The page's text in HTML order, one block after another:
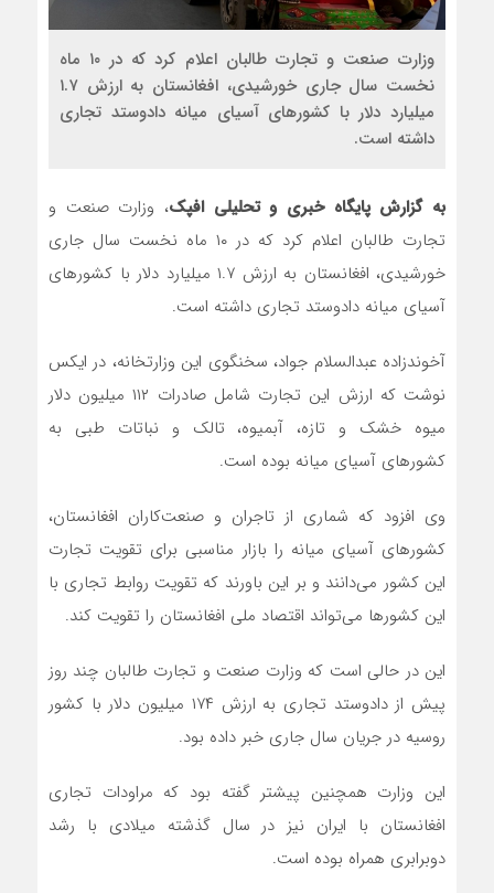
وزارت صنعت و تجارت طالبان اعلام کرد که در ۱۰ ماه
نخست سال جاری خورشیدی، افغانستان به ارزش ۱.۷
میلیارد دلار با کشورهای آسیای میانه دادوستد تجاری
داشته است.
به گزارش پایگاه خبری و تحلیلی افپک، وزارت صنعت و
تجارت طالبان اعلام کرد که در ۱۰ ماه نخست سال جاری
خورشیدی، افغانستان به ارزش ۱.۷ میلیارد دلار با کشورهای
آسیای میانه دادوستد تجاری داشته است.
آخوندزاده عبدالسلام جواد، سخنگوی این وزارتخانه، در ایکس
نوشت که ارزش این تجارت شامل صادرات ۱۱۲ میلیون دلار
میوه خشک و تازه، آبمیوه، تالک و نباتات طبی به
کشورهای آسیای میانه بوده است.
وی افزود که شماری از تاجران و صنعت‌کاران افغانستان،
کشورهای آسیای میانه را بازار مناسبی برای تقویت تجارت
این کشور می‌دانند و بر این باورند که تقویت روابط تجاری با
این کشورها می‌تواند اقتصاد ملی افغانستان را تقویت کند.
این در حالی است که وزارت صنعت و تجارت طالبان چند روز
پیش از دادوستد تجاری به ارزش ۱۷۴ میلیون دلار با کشور
روسیه در جریان سال جاری خبر داده بود.
این وزارت همچنین پیشتر گفته بود که مراودات تجاری
افغانستان با ایران نیز در سال گذشته میلادی با رشد
دوبرابری همراه بوده است.